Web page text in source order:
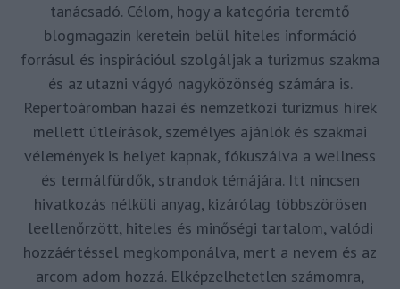
tanácsadó. Célom, hogy a kategória teremtő
blogmagazin keretein belül hiteles információ
forrásul és inspirációul szolgáljak a turizmus szakma
és az utazni vágyó nagyközönség számára is.
Repertoáromban hazai és nemzetközi turizmus hírek
mellett útleírások, személyes ajánlók és szakmai
vélemények is helyet kapnak, fókuszálva a wellness
és termálfürdők, strandok témájára. Itt nincsen
hivatkozás nélküli anyag, kizárólag többszörösen
leellenőrzött, hiteles és minőségi tartalom, valódi
hozzáértéssel megkomponálva, mert a nevem és az
arcom adom hozzá. Elképzelhetetlen számomra,